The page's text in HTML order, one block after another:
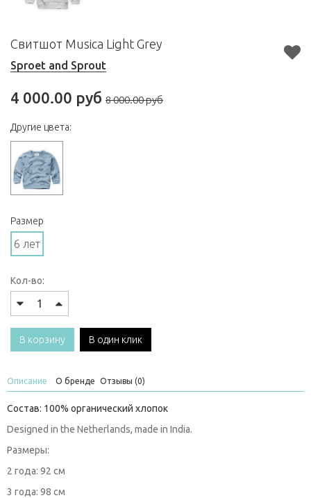
Свитшот Musica Light Grey
Sproet and Sprout
4 000.00 руб 8 000.00 руб
Другие цвета:
Размер
6 лет
Кол-во:
В корзину В один клик
Описание О бренде Отзывы (0)
Состав: 100% органический хлопок
Designed in the Netherlands, made in India.
Размеры:
2 года: 92 см
3 года: 98 см